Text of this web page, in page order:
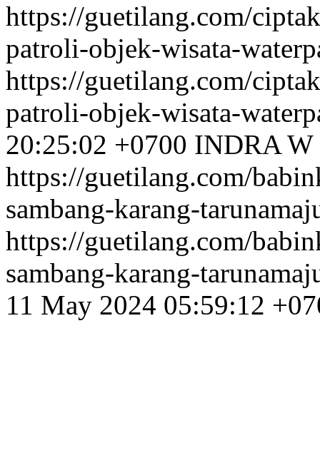
https://guetilang.com/
patroli-objek-wisata-
https://guetilang.com/
patroli-objek-wisata-
20:25:02 +0700 INDRA W
https://guetilang.com/
sambang-karang-
https://guetilang.com/
sambang-karang-
11 May 2024 05:59:12